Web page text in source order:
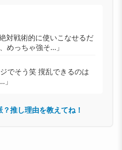
対戦術的に使いこなせるだ
めっちゃ強そ...」
でそう笑 撹乱できるのは
」
推し理由を教えてね！